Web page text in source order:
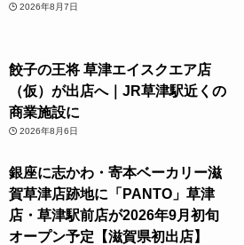
2026年8月7日
餃子の王将 草津エイスクエア店
（仮）が出店へ｜JR草津駅近くの
商業施設に
2026年8月6日
銀座に志かわ・寄本ベーカリー滋
賀草津店跡地に「PANTO」草津
店・草津駅前店が2026年9月初旬
オープン予定【滋賀県初出店】